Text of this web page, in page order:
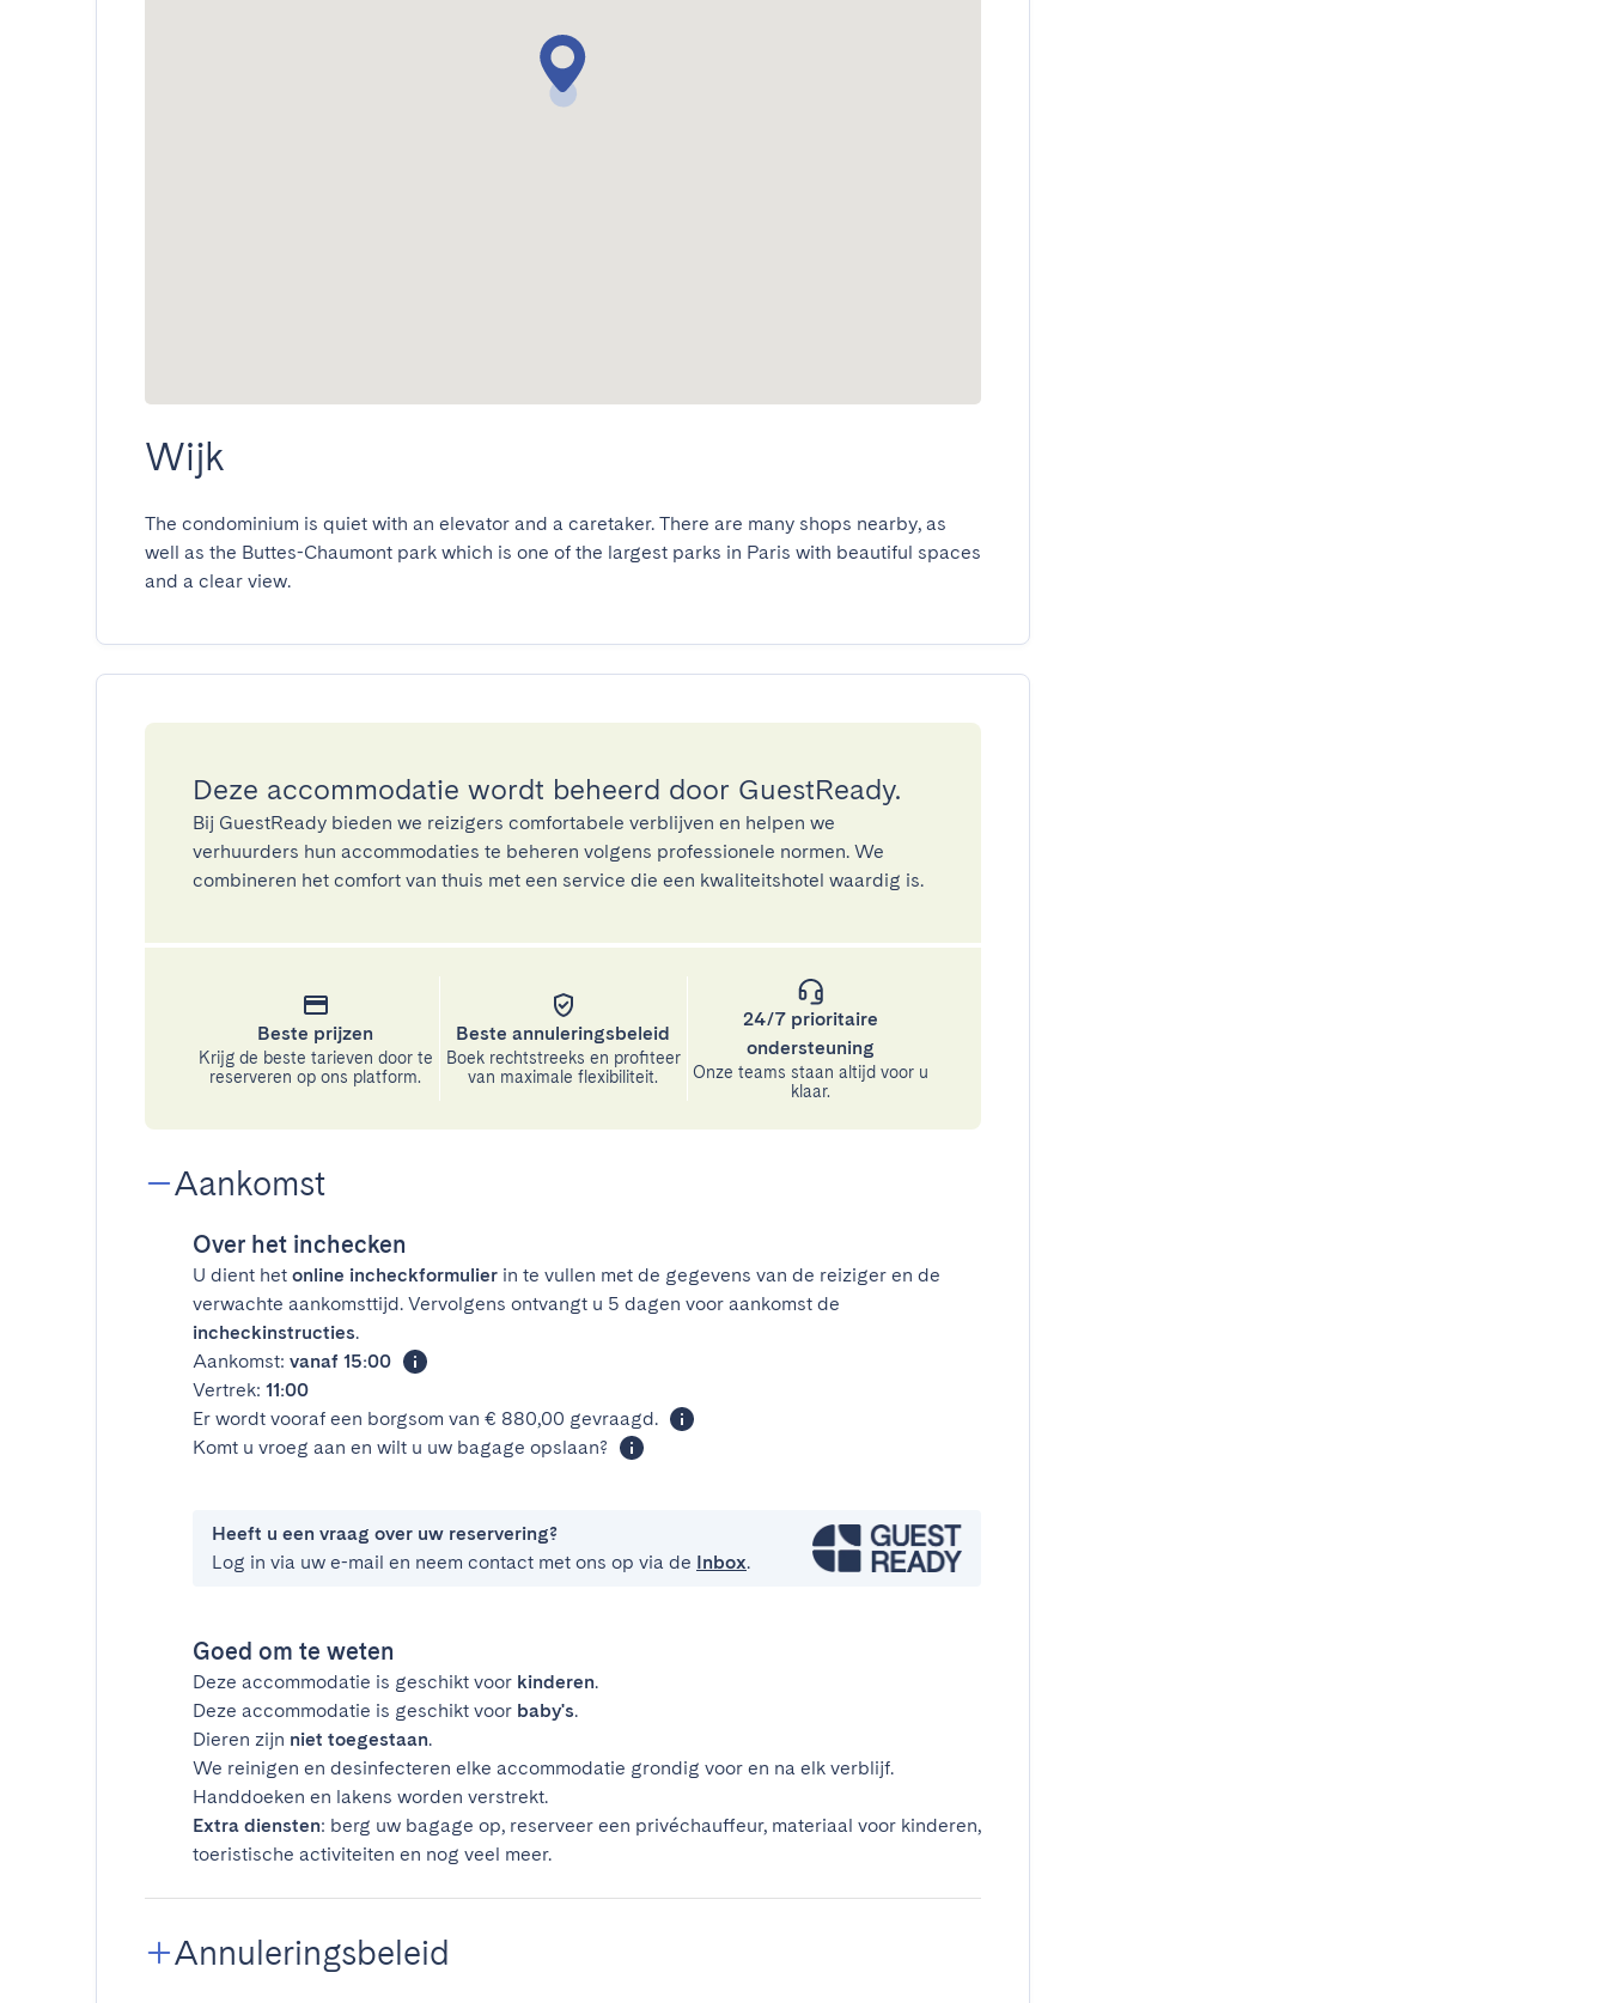
Wijk
The condominium is quiet with an elevator and a caretaker. There are many shops nearby, as
well as the Buttes-Chaumont park which is one of the largest parks in Paris with beautiful spaces
and a clear view.
Deze accommodatie wordt beheerd door GuestReady.
Bij GuestReady bieden we reizigers comfortabele verblijven en helpen we
verhuurders hun accommodaties te beheren volgens professionele normen. We
combineren het comfort van thuis met een service die een kwaliteitshotel waardig is.
Beste prijzen
Krijg de beste tarieven door te
reserveren op ons platform.
Beste annuleringsbeleid
Boek rechtstreeks en profiteer
van maximale flexibiliteit.
24/7 prioritaire
ondersteuning
Onze teams staan altijd voor u
klaar.
Aankomst
Over het inchecken
U dient het online incheckformulier in te vullen met de gegevens van de reiziger en de
verwachte aankomsttijd. Vervolgens ontvangt u 5 dagen voor aankomst de
incheckinstructies.
Aankomst: vanaf 15:00
Vertrek: 11:00
Er wordt vooraf een borgsom van € 880,00 gevraagd.
Komt u vroeg aan en wilt u uw bagage opslaan?
Heeft u een vraag over uw reservering?
Log in via uw e-mail en neem contact met ons op via de Inbox.
Goed om te weten
Deze accommodatie is geschikt voor kinderen.
Deze accommodatie is geschikt voor baby's.
Dieren zijn niet toegestaan.
We reinigen en desinfecteren elke accommodatie grondig voor en na elk verblijf.
Handdoeken en lakens worden verstrekt.
Extra diensten: berg uw bagage op, reserveer een privéchauffeur, materiaal voor kinderen,
toeristische activiteiten en nog veel meer.
Annuleringsbeleid